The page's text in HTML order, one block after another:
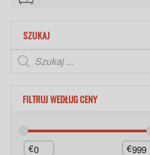
SZUKAJ
FILTRUJ WEDŁUG CENY
€ €